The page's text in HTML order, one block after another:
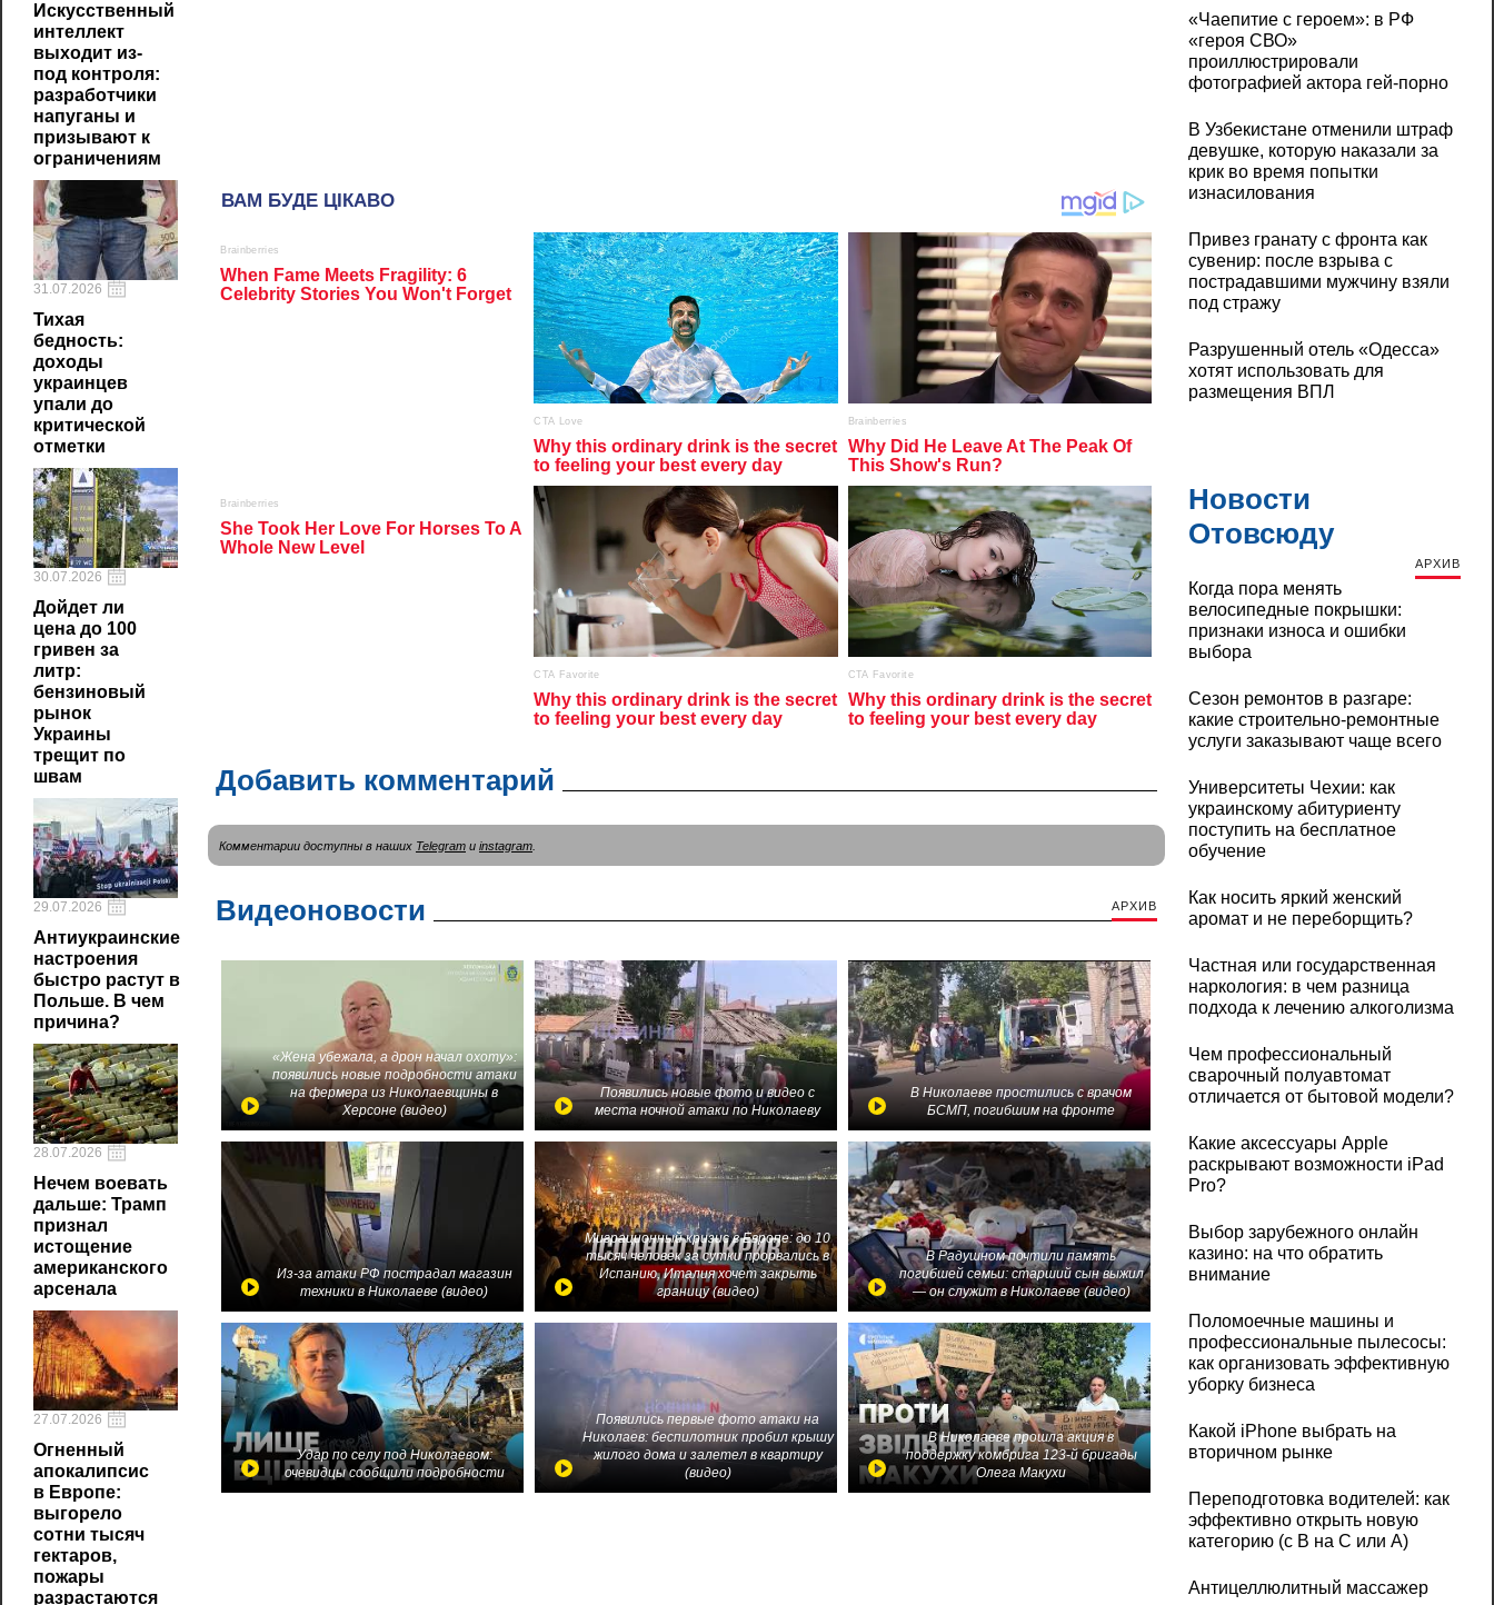
Искусственный
интеллект
выходит из-
под контроля:
разработчики
напуганы и
призывают к
ограничениям
31.07.2026
Тихая
бедность:
доходы
украинцев
упали до
критической
отметки
30.07.2026
Дойдет ли
цена до 100
гривен за
литр:
бензиновый
рынок
Украины
трещит по
швам
29.07.2026
Антиукраинские
настроения
быстро растут в
Польше. В чем
причина?
28.07.2026
Нечем воевать
дальше: Трамп
признал
истощение
американского
арсенала
27.07.2026
Огненный
апокалипсис
в Европе:
выгорело
сотни тысяч
гектаров,
пожары
разрастаются
Добавить комментарий
Комментарии доступны в наших Telegram и instagram
Видеоновости АРХИВ
«Жена убежала, а дрон начал охоту»:
появились новые подробности атаки
на фермера из Николаевщины в
Херсоне (видео)
Появились новые фото и видео с
места ночной атаки по Николаеву
В Николаеве простились с врачом
БСМП, погибшим на фронте
Из-за атаки РФ пострадал магазин
техники в Николаеве (видео)
Миграционный кризис в Европе: до 10
тысяч человек за сутки прорвались в
Испанию, Италия хочет закрыть
границу (видео)
В Радушном почтили память
погибшей семьи: старший сын выжил
— он служит в Николаеве (видео)
Удар по селу под Николаевом:
очевидцы сообщили подробности
Появились первые фото атаки на
Николаев: беспилотник пробил крышу
жилого дома и залетел в квартиру
(видео)
В Николаеве прошла акция в
поддержку комбрига 123-й бригады
Олега Макухи
«Чаепитие с героем»: в РФ
«героя СВО»
проиллюстрировали
фотографией актора гей-порно
В Узбекистане отменили штраф
девушке, которую наказали за
крик во время попытки
изнасилования
Привез гранату с фронта как
сувенир: после взрыва с
пострадавшими мужчину взяли
под стражу
Разрушенный отель «Одесса»
хотят использовать для
размещения ВПЛ
Новости
Отовсюду
АРХИВ
Когда пора менять
велосипедные покрышки:
признаки износа и ошибки
выбора
Сезон ремонтов в разгаре:
какие строительно-ремонтные
услуги заказывают чаще всего
Университеты Чехии: как
украинскому абитуриенту
поступить на бесплатное
обучение
Как носить яркий женский
аромат и не переборщить?
Частная или государственная
наркология: в чем разница
подхода к лечению алкоголизма
Чем профессиональный
сварочный полуавтомат
отличается от бытовой модели?
Какие аксессуары Apple
раскрывают возможности iPad
Pro?
Выбор зарубежного онлайн
казино: на что обратить
внимание
Поломоечные машины и
профессиональные пылесосы:
как организовать эффективную
уборку бизнеса
Какой iPhone выбрать на
вторичном рынке
Переподготовка водителей: как
эффективно открыть новую
категорию (с B на C или А)
Антицеллюлитный массажер